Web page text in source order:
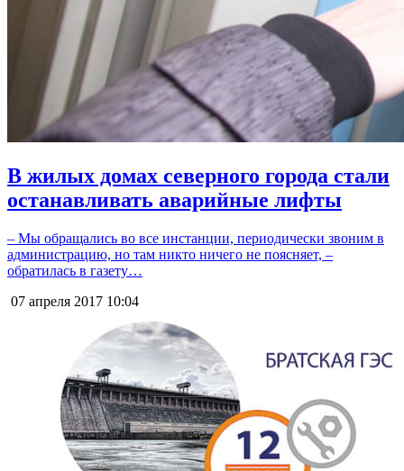
В жилых домах северного города стали
останавливать аварийные лифты
– Мы обращались во все инстанции, периодически звоним в
администрацию, но там никто ничего не поясняет, –
обратилась в газету…
07 апреля 2017 10:04